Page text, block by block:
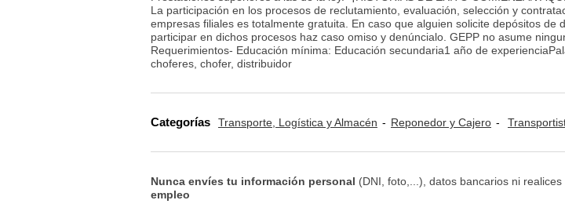
La participación en los procesos de reclutamiento, evaluación, selección y
empresas filiales es totalmente gratuita. En caso que alguien solicite depósitos de
participar en dichos procesos haz caso omiso y denúncialo. GEPP no asume
Requerimientos- Educación mínima: Educación secundaria1 año de
choferes, chofer, distribuidor
Categorías Transporte, Logística y Almacén Reponedor y Cajero
Nunca envíes tu información personal (DNI, foto,...), datos bancarios ni
empleo